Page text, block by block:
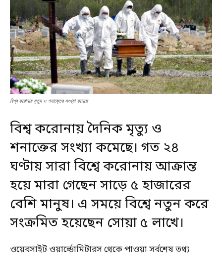
বিশ্ব করোনায় মৃত্যু ও শনাক্তের সংখ্যা কমেছে
বিশ্ব করোনায় দৈনিক মৃত্যু ও
শনাক্তের সংখ্যা কমেছে। গত ২৪
ঘণ্টায় সারাবিশ্বে করোনায়আক্রান্ত
হয়ে মারা গেছেন সাড়ে ৫ হাজারের
বেশি মানুষ। এ সময়ে বিশ্বে নতুন করে
সংক্রমিত হয়েছেন সোয়া ৫ লাখে।
ওয়েবসাইট ওয়ার্ল্ডোমিটারস থেকে পাওয়া সর্বশেষ তথ্য